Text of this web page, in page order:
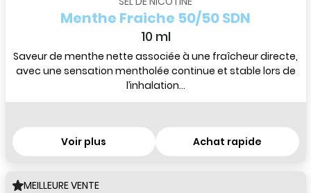
Menthe Fraiche 50/50 SDN
10 ml
Saveur de menthe nette associée à une fraîcheur directe,
avec une sensation mentholée continue et stable lors de
l’inhalation...
Voir plus Achat rapide
MEILLEURE VENTE